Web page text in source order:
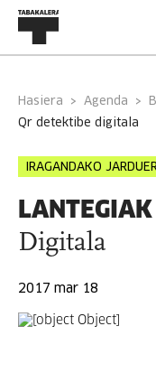
Hasiera Agenda
qr detektibe digitala
IRAGANDAKO
LANTEGIAK
Digitala
2017 mar 18